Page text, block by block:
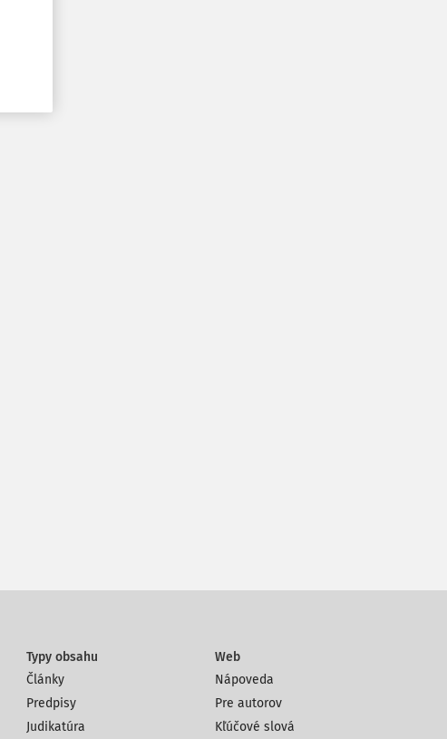
Typy obsahu
Články
Predpisy
Judikatúra
Web
Nápoveda
Pre autorov
Kľúčové slová